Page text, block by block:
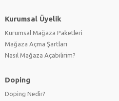
Kurumsal Üyelik
Kurumsal Mağaza Paketleri
Mağaza Açma Şartları
Nasıl Mağaza Açabilirim?
Doping
Doping Nedir?